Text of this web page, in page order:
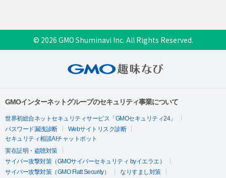
© 2026 GMO Shuminavi Inc. All Rights Reserved.